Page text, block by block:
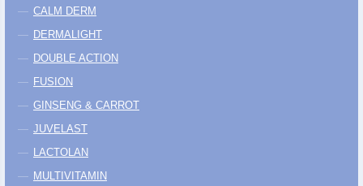
CALM DERM
DERMALIGHT
DOUBLE ACTION
FUSION
GINSENG & CARROT
JUVELAST
LACTOLAN
MULTIVITAMIN